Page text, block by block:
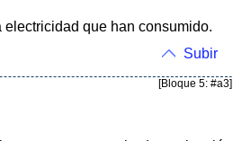
que han consumido.
Subir
[Bloque 5: #a3]